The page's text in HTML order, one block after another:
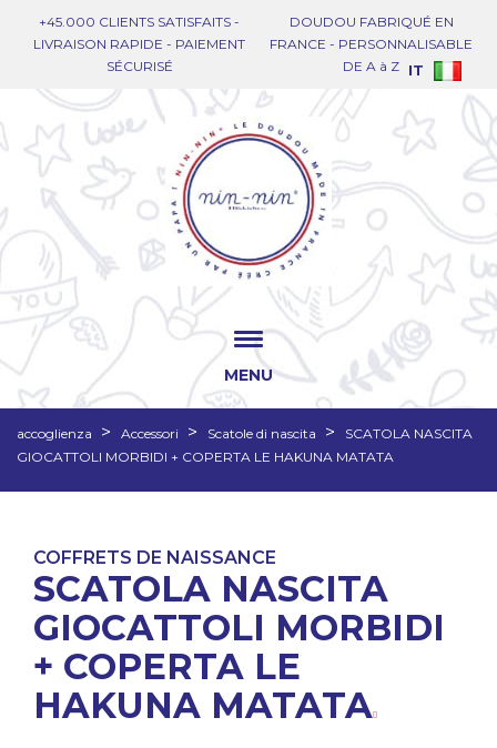
+45.000 CLIENTS SATISFAITS -
LIVRAISON RAPIDE - PAIEMENT
SÉCURISÉ
DOUDOU FABRIQUÉ EN
FRANCE - PERSONNALISABLE
DE A à Z IT
MENU
accoglienza Accessori Scatole di nascita
SCATOLA NASCITA
GIOCATTOLI MORBIDI + COPERTA LE HAKUNA MATATA
COFFRETS DE NAISSANCE
SCATOLA NASCITA
GIOCATTOLI MORBIDI
+ COPERTA LE
HAKUNA MATATA